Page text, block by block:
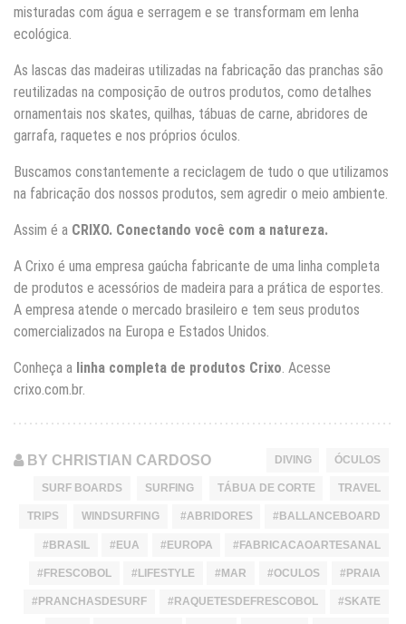
misturadas com água e serragem e se transformam em lenha
ecológica.
As lascas das madeiras utilizadas na fabricação das pranchas são
reutilizadas na composição de outros produtos, como detalhes
ornamentais nos skates, quilhas, tábuas de carne, abridores de
garrafa, raquetes e nos próprios óculos.
Buscamos constantemente a reciclagem de tudo o que utilizamos
na fabricação dos nossos produtos, sem agredir o meio ambiente.
Assim é a CRIXO. Conectando você com a natureza.
A Crixo é uma empresa gaúcha fabricante de uma linha completa
de produtos e acessórios de madeira para a prática de esportes.
A empresa atende o mercado brasileiro e tem seus produtos
comercializados na Europa e Estados Unidos.
Conheça a linha completa de produtos Crixo . Acesse
crixo.com.br.
BY CHRISTIAN CARDOSO DIVING ÓCULOS
SURF BOARDS SURFING TÁBUA DE CORTE TRAVEL
TRIPS WINDSURFING #ABRIDORES #BALLANCEBOARD
#BRASIL #EUA #EUROPA #FABRICACAOARTESANAL
#FRESCOBOL #LIFESTYLE #MAR #OCULOS #PRAIA
#PRANCHASDESURF #RAQUETESDEFRESCOBOL #SKATE